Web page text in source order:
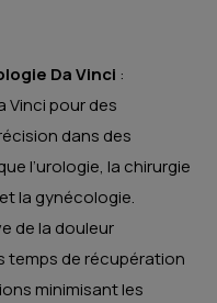
Da Vinci :
Vinci pour des
dans des
l’urologie, la chirurgie
la gynécologie.
de la douleur
de récupération
minimisant les